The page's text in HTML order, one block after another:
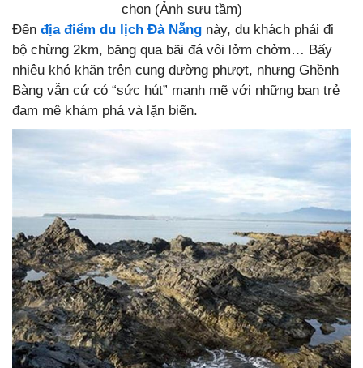
chọn (Ảnh sưu tầm)
Đến địa điểm du lịch Đà Nẵng này, du khách phải đi
bộ chừng 2km, băng qua bãi đá vôi lởm chởm… Bấy
nhiêu khó khăn trên cung đường phượt, nhưng Ghềnh
Bàng vẫn cứ có “sức hút” mạnh mẽ với những bạn trẻ
đam mê khám phá và lặn biển.